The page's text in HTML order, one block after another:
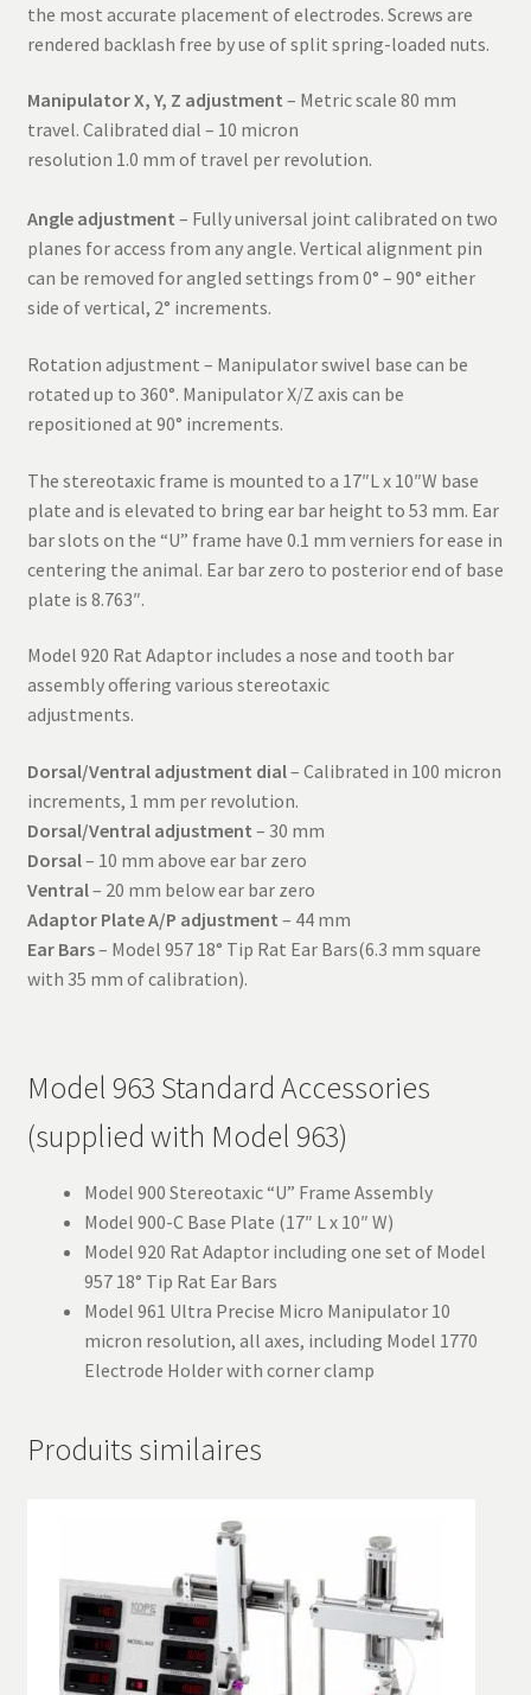
the most accurate placement of electrodes. Screws are
rendered backlash free by use of split spring-loaded nuts.
Manipulator X, Y, Z adjustment – Metric scale 80 mm
travel. Calibrated dial – 10 micron
resolution 1.0 mm of travel per revolution.
Angle adjustment – Fully universal joint calibrated on two
planes for access from any angle. Vertical alignment pin
can be removed for angled settings from 0° – 90° either
side of vertical, 2° increments.
Rotation adjustment – Manipulator swivel base can be
rotated up to 360°. Manipulator X/Z axis can be
repositioned at 90° increments.
The stereotaxic frame is mounted to a 17″L x 10″W base
plate and is elevated to bring ear bar height to 53 mm. Ear
bar slots on the “U” frame have 0.1 mm verniers for ease in
centering the animal. Ear bar zero to posterior end of base
plate is 8.763″.
Model 920 Rat Adaptor includes a nose and tooth bar
assembly offering various stereotaxic
adjustments.
Dorsal/Ventral adjustment dial– Calibrated in 100 micron
increments, 1 mm per revolution.
Dorsal/Ventral adjustment – 30 mm
Dorsal– 10 mm above ear bar zero
Ventral– 20 mm below ear bar zero
Adaptor Plate A/P adjustment – 44 mm
Ear Bars– Model 957 18° Tip Rat Ear Bars(6.3 mm square
with 35 mm of calibration).
Model 963 Standard Accessories
(supplied with Model 963)
Model 900 Stereotaxic “U” Frame Assembly
Model 900-C Base Plate (17″ L x 10″ W)
Model 920 Rat Adaptor including one set of Model
957 18° Tip Rat Ear Bars
Model 961 Ultra Precise Micro Manipulator 10
micron resolution, all axes, including Model 1770
Electrode Holder with corner clamp
Produits similaires